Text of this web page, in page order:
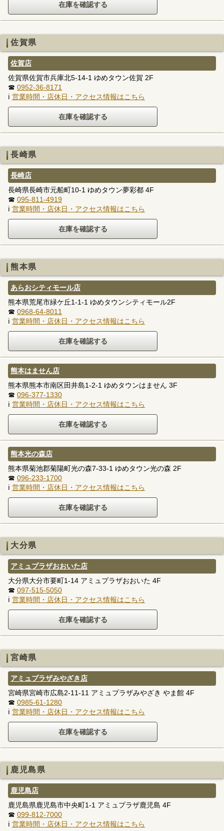
佐賀県
佐賀店
佐賀県佐賀市兵庫北5-14-1 ゆめタウン佐賀 2F
☎ 0952-36-8171
ℹ 営業時間・店休日・アクセス情報はこちら
長崎県
長崎店
長崎県長崎市元船町10-1 ゆめタウン夢彩都 4F
☎ 095-811-4919
ℹ 営業時間・店休日・アクセス情報はこちら
熊本県
あらおシティモール店
熊本県荒尾市緑ケ丘1-1-1 ゆめタウンシティモール2F
☎ 0968-64-8011
ℹ 営業時間・店休日・アクセス情報はこちら
熊本はません店
熊本県熊本市南区田井島1-2-1 ゆめタウンはません 3F
☎ 096-377-1330
ℹ 営業時間・店休日・アクセス情報はこちら
熊本光の森店
熊本県菊池郡菊陽町光の森7-33-1 ゆめタウン光の森 2F
☎ 096-233-1700
ℹ 営業時間・店休日・アクセス情報はこちら
大分県
アミュプラザおおいた店
大分県大分市要町1-14 アミュプラザおおいた 4F
☎ 097-515-5050
ℹ 営業時間・店休日・アクセス情報はこちら
宮崎県
アミュプラザみやざき店
宮崎県宮崎市広島2-11-11 アミュプラザみやざき やま館 4F
☎ 0985-61-1280
ℹ 営業時間・店休日・アクセス情報はこちら
鹿児島県
鹿児島店
鹿児島県鹿児島市中央町1-1 アミュプラザ鹿児島 4F
☎ 099-812-7000
ℹ 営業時間・店休日・アクセス情報はこちら